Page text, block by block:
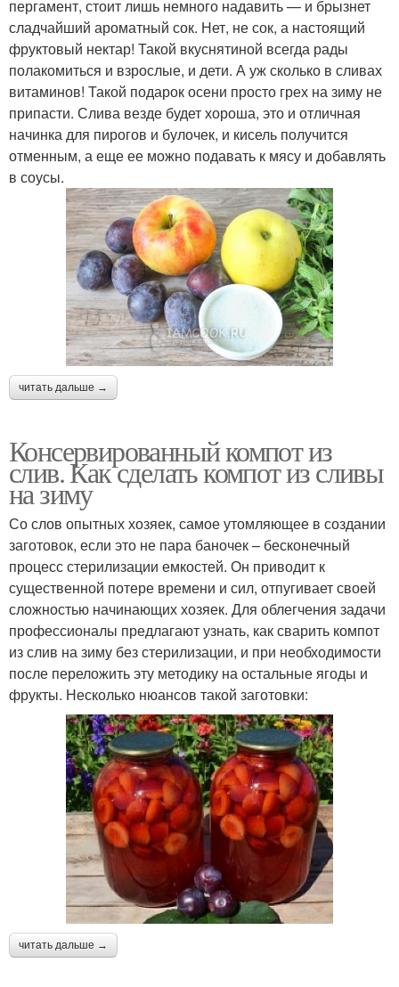
пергамент, стоит лишь немного надавить — и брызнет
сладчайший ароматный сок. Нет, не сок, а настоящий
фруктовый нектар! Такой вкуснятиной всегда рады
полакомиться и взрослые, и дети. А уж сколько в сливах
витаминов! Такой подарок осени просто грех на зиму не
припасти. Слива везде будет хороша, это и отличная
начинка для пирогов и булочек, и кисель получится
отменным, а еще ее можно подавать к мясу и добавлять
в соусы.
читать дальше →
Консервированный компот из
слив. Как сделать компот из сливы
на зиму
Со слов опытных хозяек, самое утомляющее в создании
заготовок, если это не пара баночек – бесконечный
процесс стерилизации емкостей. Он приводит к
существенной потере времени и сил, отпугивает своей
сложностью начинающих хозяек. Для облегчения задачи
профессионалы предлагают узнать, как сварить компот
из слив на зиму без стерилизации, и при необходимости
после переложить эту методику на остальные ягоды и
фрукты. Несколько нюансов такой заготовки:
читать дальше →